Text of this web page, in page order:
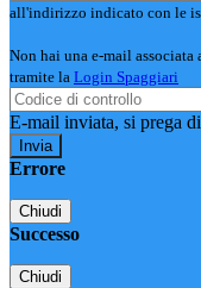
all'indirizzo indicato con le
Non hai una e-mail
tramite la Login Spaggiari
E-mail inviata, si prega
Errore
Chiudi
Successo
Chiudi